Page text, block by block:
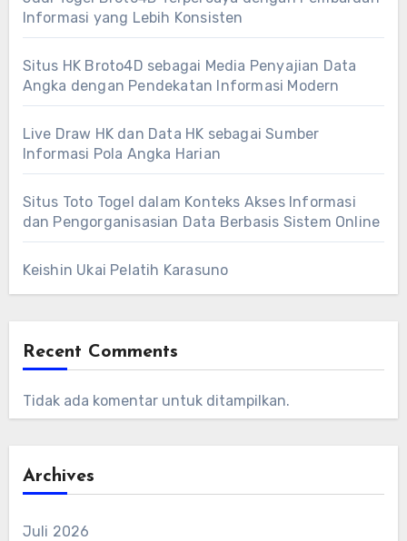
Informasi yang Lebih Konsisten
Situs HK Broto4D sebagai Media Penyajian Data
Angka dengan Pendekatan Informasi Modern
Live Draw HK dan Data HK sebagai Sumber
Informasi Pola Angka Harian
Situs Toto Togel dalam Konteks Akses Informasi
dan Pengorganisasian Data Berbasis Sistem Online
Keishin Ukai Pelatih Karasuno
Recent Comments
Tidak ada komentar untuk ditampilkan.
Archives
Juli 2026